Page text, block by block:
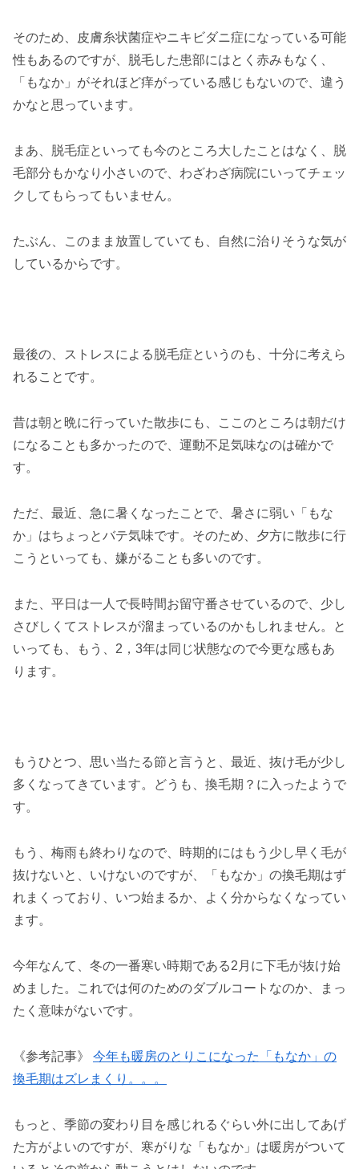
そのため、皮膚糸状菌症やニキビダニ症になっている可能
性もあるのですが、脱毛した患部にはとく赤みもなく、
「もなか」がそれほど痒がっている感じもないので、違う
かなと思っています。
まあ、脱毛症といっても今のところ大したことはなく、脱
毛部分もかなり小さいので、わざわざ病院にいってチェッ
クしてもらってもいません。
たぶん、このまま放置していても、自然に治りそうな気が
しているからです。
最後の、ストレスによる脱毛症というのも、十分に考えら
れることです。
昔は朝と晩に行っていた散歩にも、ここのところは朝だけ
になることも多かったので、運動不足気味なのは確かで
す。
ただ、最近、急に暑くなったことで、暑さに弱い「もな
か」はちょっとバテ気味です。そのため、夕方に散歩に行
こうといっても、嫌がることも多いのです。
また、平日は一人で長時間お留守番させているので、少し
さびしくてストレスが溜まっているのかもしれません。と
いっても、もう、2，3年は同じ状態なので今更な感もあ
ります。
もうひとつ、思い当たる節と言うと、最近、抜け毛が少し
多くなってきています。どうも、換毛期？に入ったようで
す。
もう、梅雨も終わりなので、時期的にはもう少し早く毛が
抜けないと、いけないのですが、「もなか」の換毛期はず
れまくっており、いつ始まるか、よく分からなくなってい
ます。
今年なんて、冬の一番寒い時期である2月に下毛が抜け始
めました。これでは何のためのダブルコートなのか、まっ
たく意味がないです。
《参考記事》 今年も暖房のとりこになった「もなか」の
換毛期はズレまくり。。。
もっと、季節の変わり目を感じれるぐらい外に出してあげ
た方がよいのですが、寒がりな「もなか」は暖房がついて